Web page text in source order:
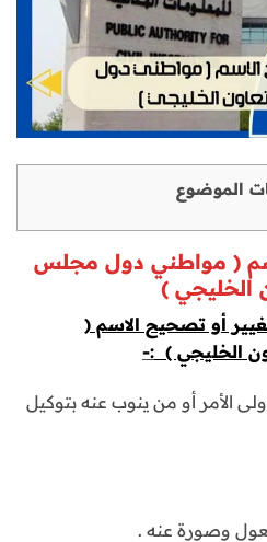
الموضوع
( مواطني دول مجلس
الخليجي )
أو تصحيح الاسم (
الخليجي ) :-
الأمر أو من ينوب عنه بتوكيل
وصورة عنه .